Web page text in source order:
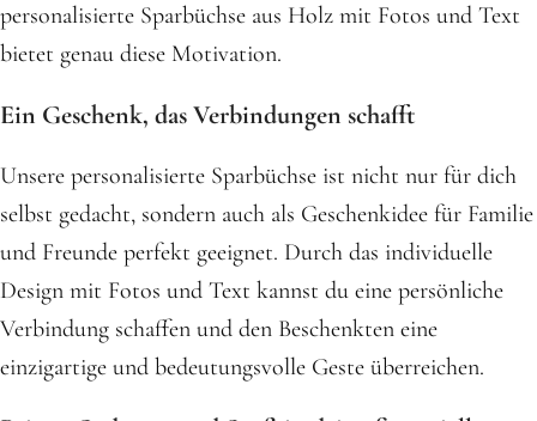
personalisierte Sparbüchse aus Holz mit Fotos und Text
bietet genau diese Motivation.
Ein Geschenk, das Verbindungen schafft
Unsere personalisierte Sparbüchse ist nicht nur für dich
selbst gedacht, sondern auch als Geschenkidee für Familie
und Freunde perfekt geeignet. Durch das individuelle
Design mit Fotos und Text kannst du eine persönliche
Verbindung schaffen und den Beschenkten eine
einzigartige und bedeutungsvolle Geste überreichen.